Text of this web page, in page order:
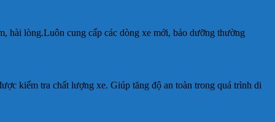
hài lòng.Luôn cung cấp các dòng xe mới, bảo dưỡng thường
kiểm tra chất lượng xe. Giúp tăng độ an toàn trong quá trình di